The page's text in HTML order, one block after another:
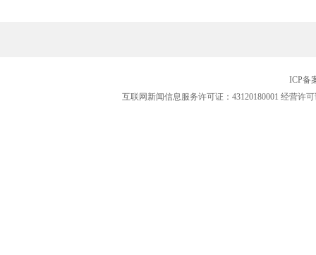
ICP备
互联网新闻信息服务许可证：43120180001 经营许可